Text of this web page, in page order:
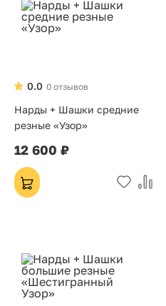
0 отзывов
0.0
Нарды + Шашки средние
резные «Узор»
12 600 ₽